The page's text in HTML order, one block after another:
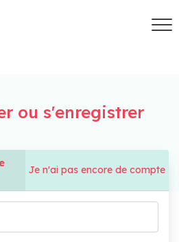
ou s'enregistrer
Je n'ai pas encore de compte